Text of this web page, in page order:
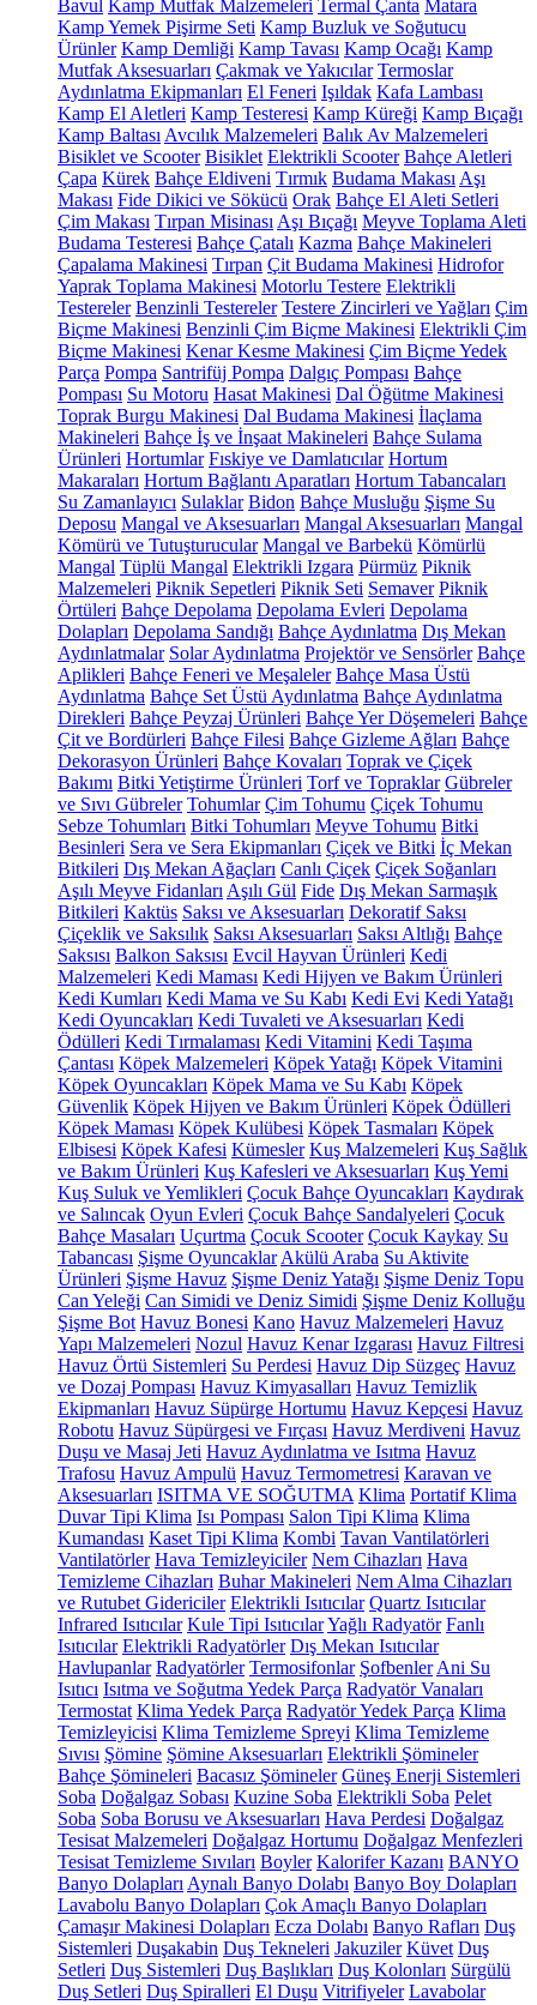
Bavul Kamp Mutfak Malzemeleri Termal Çanta Matara
Kamp Yemek Pişirme Seti Kamp Buzluk ve Soğutucu
Ürünler Kamp Demliği Kamp Tavası Kamp Ocağı Kamp
Mutfak Aksesuarları Çakmak ve Yakıcılar Termoslar
Aydınlatma Ekipmanları El Feneri Işıldak Kafa Lambası
Kamp El Aletleri Kamp Testeresi Kamp Küreği Kamp Bıçağı
Kamp Baltası Avcılık Malzemeleri Balık Av Malzemeleri
Bisiklet ve Scooter Bisiklet Elektrikli Scooter Bahçe Aletleri
Çapa Kürek Bahçe Eldiveni Tırmık Budama Makası Aşı
Makası Fide Dikici ve Sökücü Orak Bahçe El Aleti Setleri
Çim Makası Tırpan Misinası Aşı Bıçağı Meyve Toplama Aleti
Budama Testeresi Bahçe Çatalı Kazma Bahçe Makineleri
Çapalama Makinesi Tırpan Çit Budama Makinesi Hidrofor
Yaprak Toplama Makinesi Motorlu Testere Elektrikli
Testereler Benzinli Testereler Testere Zincirleri ve Yağları Çim
Biçme Makinesi Benzinli Çim Biçme Makinesi Elektrikli Çim
Biçme Makinesi Kenar Kesme Makinesi Çim Biçme Yedek
Parça Pompa Santrifüj Pompa Dalgıç Pompası Bahçe
Pompası Su Motoru Hasat Makinesi Dal Öğütme Makinesi
Toprak Burgu Makinesi Dal Budama Makinesi İlaçlama
Makineleri Bahçe İş ve İnşaat Makineleri Bahçe Sulama
Ürünleri Hortumlar Fıskiye ve Damlatıcılar Hortum
Makaraları Hortum Bağlantı Aparatları Hortum Tabancaları
Su Zamanlayıcı Sulaklar Bidon Bahçe Musluğu Şişme Su
Deposu Mangal ve Aksesuarları Mangal Aksesuarları Mangal
Kömürü ve Tutuşturucular Mangal ve Barbekü Kömürlü
Mangal Tüplü Mangal Elektrikli Izgara Pürmüz Piknik
Malzemeleri Piknik Sepetleri Piknik Seti Semaver Piknik
Örtüleri Bahçe Depolama Depolama Evleri Depolama
Dolapları Depolama Sandığı Bahçe Aydınlatma Dış Mekan
Aydınlatmalar Solar Aydınlatma Projektör ve Sensörler Bahçe
Aplikleri Bahçe Feneri ve Meşaleler Bahçe Masa Üstü
Aydınlatma Bahçe Set Üstü Aydınlatma Bahçe Aydınlatma
Direkleri Bahçe Peyzaj Ürünleri Bahçe Yer Döşemeleri Bahçe
Çit ve Bordürleri Bahçe Filesi Bahçe Gizleme Ağları Bahçe
Dekorasyon Ürünleri Bahçe Kovaları Toprak ve Çiçek
Bakımı Bitki Yetiştirme Ürünleri Torf ve Topraklar Gübreler
ve Sıvı Gübreler Tohumlar Çim Tohumu Çiçek Tohumu
Sebze Tohumları Bitki Tohumları Meyve Tohumu Bitki
Besinleri Sera ve Sera Ekipmanları Çiçek ve Bitki İç Mekan
Bitkileri Dış Mekan Ağaçları Canlı Çiçek Çiçek Soğanları
Aşılı Meyve Fidanları Aşılı Gül Fide Dış Mekan Sarmaşık
Bitkileri Kaktüs Saksı ve Aksesuarları Dekoratif Saksı
Çiçeklik ve Saksılık Saksı Aksesuarları Saksı Altlığı Bahçe
Saksısı Balkon Saksısı Evcil Hayvan Ürünleri Kedi
Malzemeleri Kedi Maması Kedi Hijyen ve Bakım Ürünleri
Kedi Kumları Kedi Mama ve Su Kabı Kedi Evi Kedi Yatağı
Kedi Oyuncakları Kedi Tuvaleti ve Aksesuarları Kedi
Ödülleri Kedi Tırmalaması Kedi Vitamini Kedi Taşıma
Çantası Köpek Malzemeleri Köpek Yatağı Köpek Vitamini
Köpek Oyuncakları Köpek Mama ve Su Kabı Köpek
Güvenlik Köpek Hijyen ve Bakım Ürünleri Köpek Ödülleri
Köpek Maması Köpek Kulübesi Köpek Tasmaları Köpek
Elbisesi Köpek Kafesi Kümesler Kuş Malzemeleri Kuş Sağlık
ve Bakım Ürünleri Kuş Kafesleri ve Aksesuarları Kuş Yemi
Kuş Suluk ve Yemlikleri Çocuk Bahçe Oyuncakları Kaydırak
ve Salıncak Oyun Evleri Çocuk Bahçe Sandalyeleri Çocuk
Bahçe Masaları Uçurtma Çocuk Scooter Çocuk Kaykay Su
Tabancası Şişme Oyuncaklar Akülü Araba Su Aktivite
Ürünleri Şişme Havuz Şişme Deniz Yatağı Şişme Deniz Topu
Can Yeleği Can Simidi ve Deniz Simidi Şişme Deniz Kolluğu
Şişme Bot Havuz Bonesi Kano Havuz Malzemeleri Havuz
Yapı Malzemeleri Nozul Havuz Kenar Izgarası Havuz Filtresi
Havuz Örtü Sistemleri Su Perdesi Havuz Dip Süzgeç Havuz
ve Dozaj Pompası Havuz Kimyasalları Havuz Temizlik
Ekipmanları Havuz Süpürge Hortumu Havuz Kepçesi Havuz
Robotu Havuz Süpürgesi ve Fırçası Havuz Merdiveni Havuz
Duşu ve Masaj Jeti Havuz Aydınlatma ve Isıtma Havuz
Trafosu Havuz Ampulü Havuz Termometresi Karavan ve
Aksesuarları ISITMA VE SOĞUTMA Klima Portatif Klima
Duvar Tipi Klima Isı Pompası Salon Tipi Klima Klima
Kumandası Kaset Tipi Klima Kombi Tavan Vantilatörleri
Vantilatörler Hava Temizleyiciler Nem Cihazları Hava
Temizleme Cihazları Buhar Makineleri Nem Alma Cihazları
ve Rutubet Gidericiler Elektrikli Isıtıcılar Quartz Isıtıcılar
Infrared Isıtıcılar Kule Tipi IsıtıcılarYağlı Radyatör Fanlı
Isıtıcılar Elektrikli Radyatörler Dış Mekan Isıtıcılar
Havlupanlar Radyatörler Termosifonlar Şofbenler Ani Su
Isıtıcı Isıtma ve Soğutma Yedek Parça Radyatör Vanaları
Termostat Klima Yedek Parça Radyatör Yedek Parça Klima
Temizleyicisi Klima Temizleme Spreyi Klima Temizleme
Sıvısı Şömine Şömine Aksesuarları Elektrikli Şömineler
Bahçe Şömineleri Bacasız Şömineler Güneş Enerji Sistemleri
Soba Doğalgaz Sobası Kuzine Soba Elektrikli Soba Pelet
Soba Soba Borusu ve Aksesuarları Hava Perdesi Doğalgaz
Tesisat Malzemeleri Doğalgaz Hortumu Doğalgaz Menfezleri
Tesisat Temizleme Sıvıları Boyler Kalorifer Kazanı BANYO
Banyo Dolapları Aynalı Banyo Dolabı Banyo Boy Dolapları
Lavabolu Banyo Dolapları Çok Amaçlı Banyo Dolapları
Çamaşır Makinesi Dolapları Ecza Dolabı Banyo Rafları Duş
Sistemleri Duşakabin Duş Tekneleri Jakuziler Küvet Duş
Setleri Duş Sistemleri Duş Başlıkları Duş Kolonları Sürgülü
Duş Setleri Duş Spiralleri El Duşu Vitrifiyeler Lavabolar